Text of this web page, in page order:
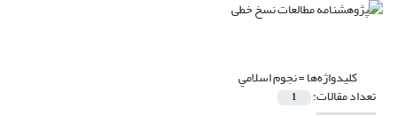
کلیدواژه‌ها =نجوم اﺳﻼﻣﻲ
تعداد مقالات: 1